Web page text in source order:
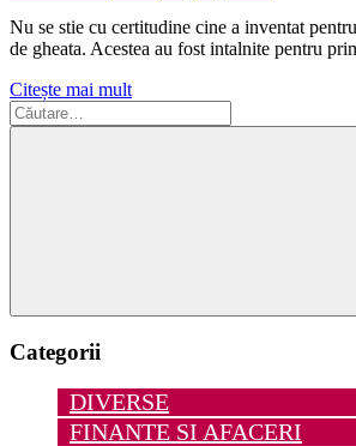
Nu se stie cu certitudine cine a inventat
de gheata. Acestea au fost intalnite pentru
Citește mai mult
Caută
după:
Căutare
Categorii
DIVERSE
FINANTE SI AFACERI